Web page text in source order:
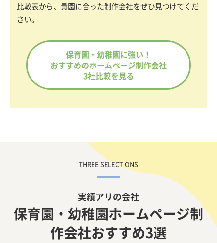
比較表から、貴園に合った制作会社をぜひ見つけてくだ
さい。
保育園・幼稚園に強い！
おすすめのホームページ制作会社
3社比較を見る
実績アリの会社
保育園・幼稚園ホームページ制
作会社おすすめ3選